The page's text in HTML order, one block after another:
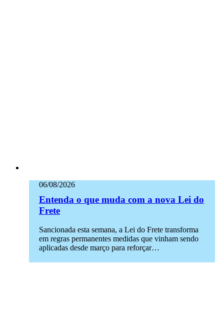
06/08/2026
Entenda o que muda com a nova Lei do
Frete
Sancionada esta semana, a Lei do Frete transforma
em regras permanentes medidas que vinham sendo
aplicadas desde março para reforçar…